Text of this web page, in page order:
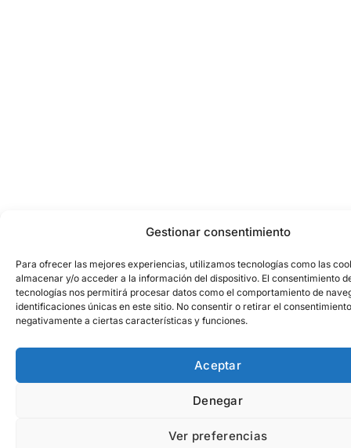
Gestionar consentimiento
Para ofrecer las mejores experiencias, utilizamos tecnologías como las
almacenar y/o acceder a la información del dispositivo. El consentimiento
tecnologías nos permitirá procesar datos como el comportamiento de
identificaciones únicas en este sitio. No consentir o retirar el
negativamente a ciertas características y funciones.
Aceptar
Denegar
Ver preferencias